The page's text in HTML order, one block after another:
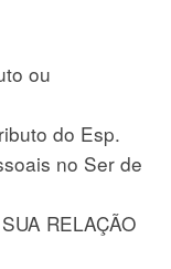
ou
do Esp.
no Ser de
RELAÇÃO